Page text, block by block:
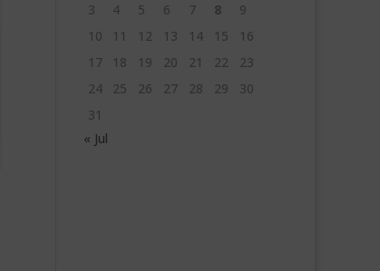
3
4 5 6 7 8
9
10
11 12 13 14 15
16
17
18 19 20 21 22
23
24
25 26 27 28 29
30
31
« Jul